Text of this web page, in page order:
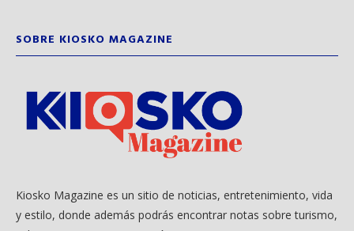
SOBRE KIOSKO MAGAZINE
Kiosko Magazine es un sitio de noticias, entretenimiento, vida
y estilo, donde además podrás encontrar notas sobre turismo,